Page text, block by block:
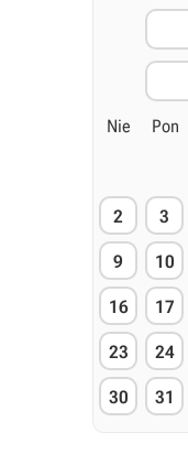
Nie Pon
2 3
9 10
16 17
23 24
30 31